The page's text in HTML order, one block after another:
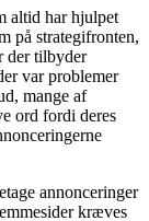
altid har hjulpet
på strategifronten,
der tilbyder
var problemer
mange af
ord fordi deres
annonceringer
kræves